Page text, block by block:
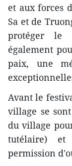
et aux forces
Sa et de
protéger le
également
paix, une
Avant le
village se
du village
tutélaire) et
permission